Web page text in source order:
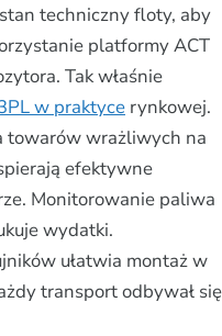
techniczny floty, aby
platformy ACT
Tak właśnie
w praktyce rynkowej.
towarów wrażliwych na
efektywne
Monitorowanie paliwa
wydatki.
ułatwia montaż w
transport odbywał się